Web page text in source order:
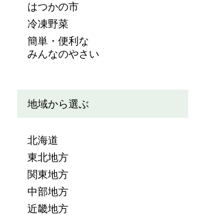
はつかの市
冷凍野菜
簡単・便利な
みんなのやさい
地域から選ぶ
北海道
東北地方
関東地方
中部地方
近畿地方